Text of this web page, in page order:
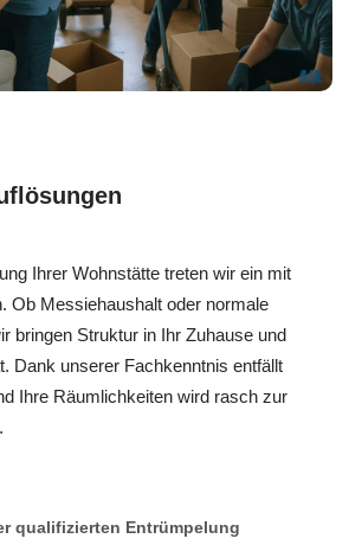
Ihrer Wohnstätte treten wir ein mit
Ob Messiehaushalt oder normale
bringen Struktur in Ihr Zuhause und
Dank unserer Fachkenntnis entfällt
Ihre Räumlichkeiten wird rasch zur
qualifizierten Entrümpelung